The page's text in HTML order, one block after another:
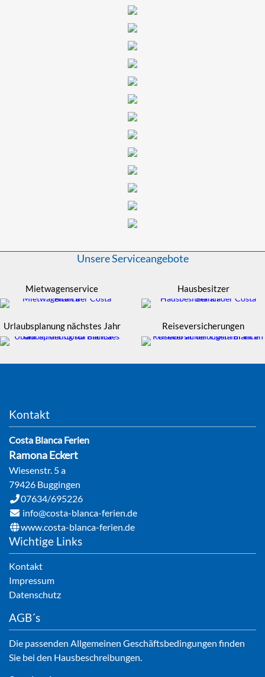
Unsere Serviceangebote
Mietwagenservice Hausbesitzer
Urlaubsplanung nächstes Jahr Reiseversicherungen
Kontakt
Costa Blanca Ferien
RamonaEckert
Wiesenstr. 5 a
79426 Buggingen
07634/695226
info@costa-blanca-ferien.de
www.costa-blanca-ferien.de
Wichtige Links
Kontakt
Impressum
Datenschutz
AGB´s
Die passenden Allgemeinen Geschäftsbedingungen finden
Sie bei den Hausbeschreibungen.